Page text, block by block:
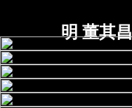
明 董其